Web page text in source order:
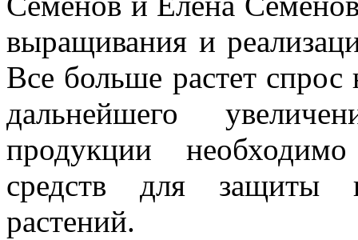
выращивания и
Все больше растет
дальнейшего
продукции
средств для защиты
растений.